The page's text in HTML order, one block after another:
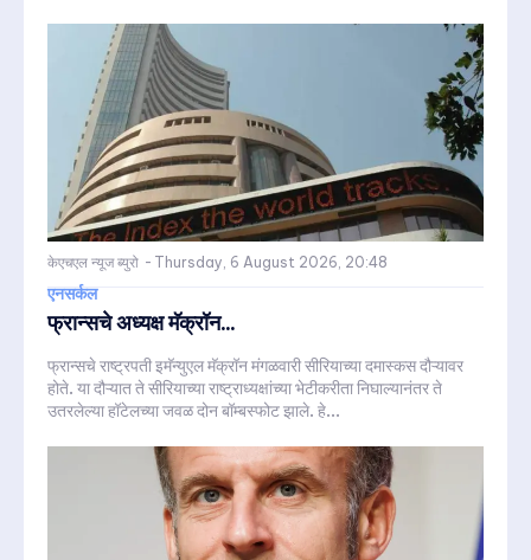
केएचएल न्यूज ब्युरो - Thursday, 6 August 2026, 20:48
एनसर्कल
फ्रान्सचे अध्यक्ष मॅक्रॉन...
फ्रान्सचे राष्ट्रपती इमॅन्युएल मॅक्रॉन मंगळवारी सीरियाच्या दमास्कस दौऱ्यावर
होते. या दौऱ्यात ते सीरियाच्या राष्ट्राध्यक्षांच्या भेटीकरीता निघाल्यानंतर ते
उतरलेल्या हॉटेलच्या जवळ दोन बॉम्बस्फोट झाले. हे...